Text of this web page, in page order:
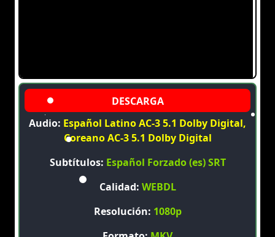
Audio: Español Latino AC-3 5.1 Dolby Digital,
Coreano AC-3 5.1 Dolby Digital
Subtítulos: Español Forzado (es) SRT
Calidad: WEBDL
Resolución: 1080p